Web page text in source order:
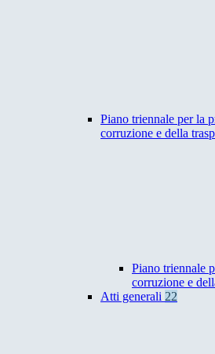
Piano triennale per la
corruzione e della
Piano triennale
corruzione e
Atti generali 22